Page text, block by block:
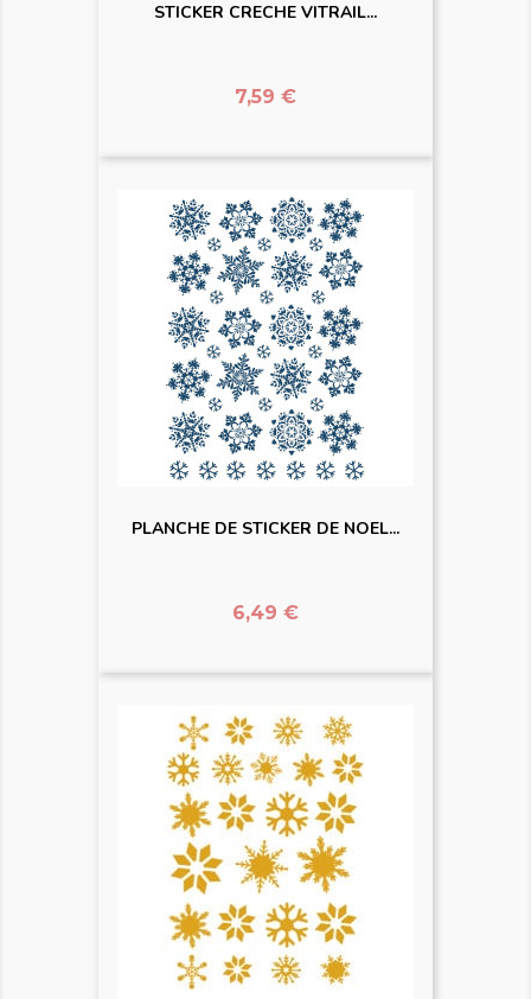
STICKER CRECHE VITRAIL...
Prix
7,59 €
PLANCHE DE STICKER DE NOEL...
Prix
6,49 €